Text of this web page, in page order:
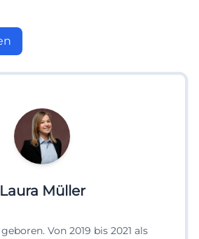
Laura Müller
Von 2019 bis 2021 als